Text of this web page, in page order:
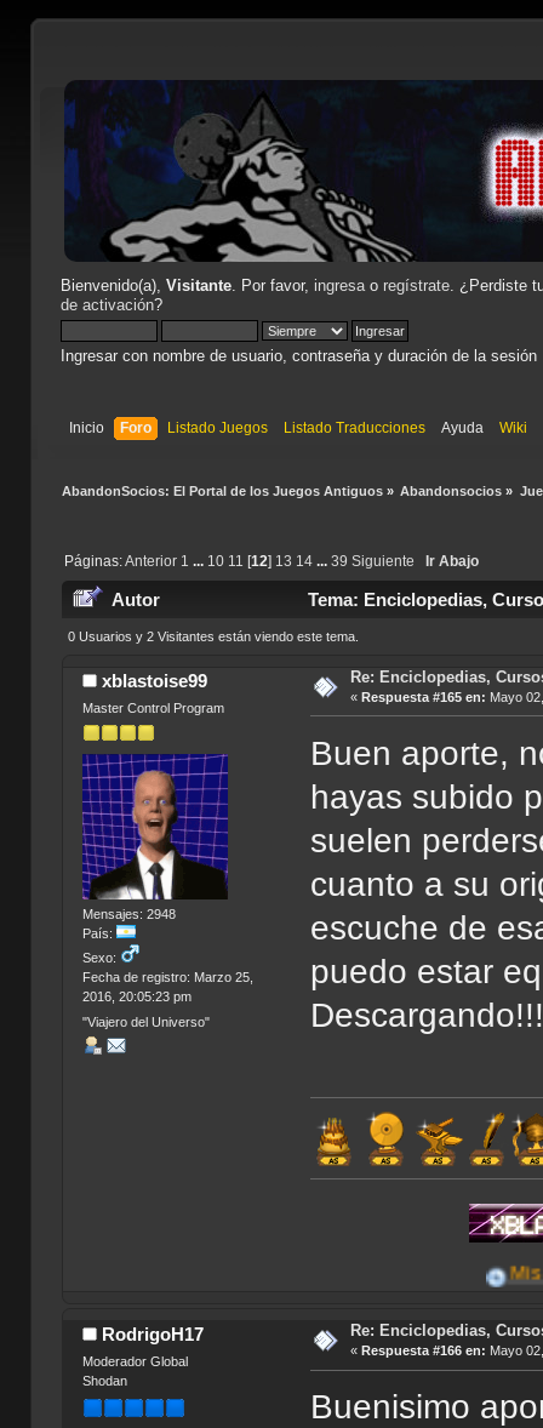
Bienvenido(a), Visitante. Por favor, ingresao regístrate. ¿Perdiste
de activación?
Ingresar con nombre de usuario, contraseña y duración de la sesión
Inicio Foro Listado Juegos Listado Traducciones Ayuda Wiki
AbandonSocios: El Portal de los Juegos Antiguos» Abandonsocios »
Páginas:Anterior 1 ... 10 11 [12] 13 14 ... 39 Siguiente Ir Abajo
Autor Tema: Enciclopedias,
0 Usuarios y 2 Visitantes están viendo este tema.
xblastoise99
Master Control Program
Mensajes: 2948
País:
Sexo:
Fecha de registro: Marzo 25,
2016, 20:05:23 pm
"Viajero del Universo"
Re: Enciclopedias,
« Respuesta #165 en: Mayo
Buen aporte,
hayas subido
suelen
cuanto a su
escuche de
puedo estar
Mis Aportes
RodrigoH17
Moderador Global
Shodan
Re: Enciclopedias,
« Respuesta #166 en: Mayo
Buenisimo